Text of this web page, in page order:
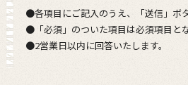
●各項目にご記入のうえ、「送信」ボ
●「必須」のついた項目は必須項目とな
●2営業日以内に回答いたします。